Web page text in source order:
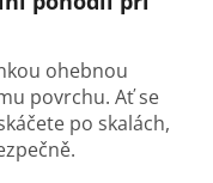
ohebnou
povrchu. Ať se
po skalách,